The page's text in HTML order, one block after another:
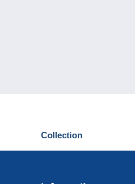
Collection
Cartes postales